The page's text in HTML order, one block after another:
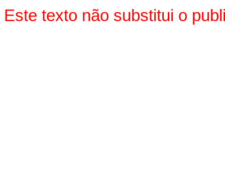
Este texto não substitui o